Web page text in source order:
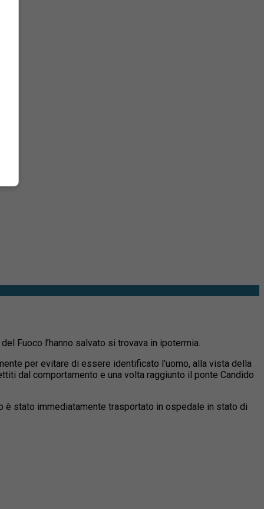
Fuoco l’hanno salvato si trovava in ipotermia.
per evitare di essere identificato l’uomo, alla vista della
dal comportamento e una volta raggiunto il ponte Candido
è stato immediatamente trasportato in ospedale in stato di